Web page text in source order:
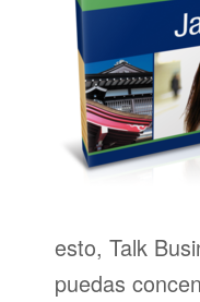
esto, Talk
puedas